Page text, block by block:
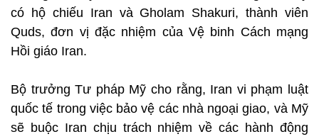
có hộ chiếu Iran và Gholam Shakuri, thành viên
Quds, đơn vị đặc nhiệm của Vệ binh Cách mạng
Hồi giáo Iran.
Bộ trưởng Tư pháp Mỹ cho rằng, Iran vi phạm luật
quốc tế trong việc bảo vệ các nhà ngoại giao, và Mỹ
sẽ buộc Iran chịu trách nhiệm về các hành động